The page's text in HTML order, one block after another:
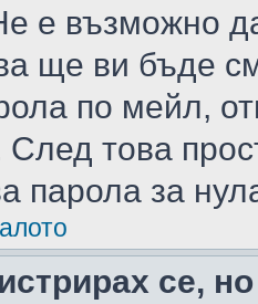
е възможно
ще ви бъде
по мейл,
След това
парола за
се,